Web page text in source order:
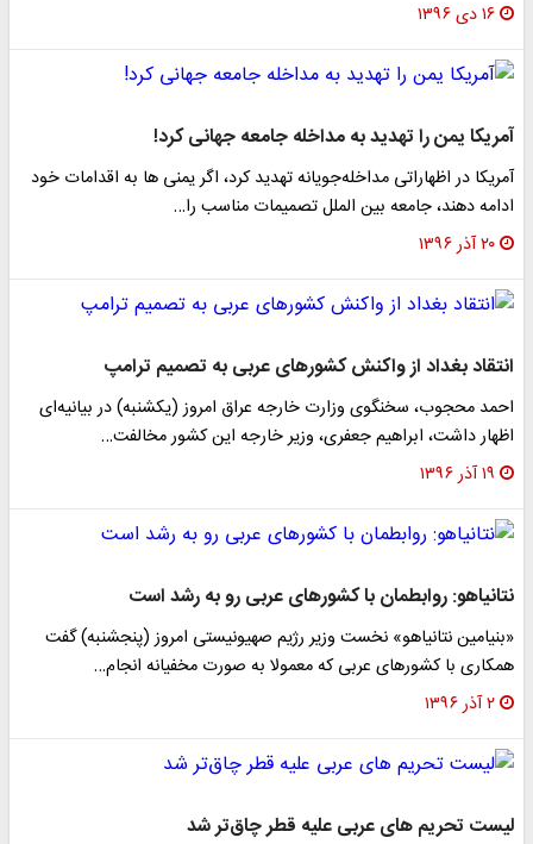
۱۶ دی ۱۳۹۶
آمریکا یمن را تهدید به مداخله جامعه جهانی کرد!
آمریکا در اظهاراتی مداخله‌جویانه تهدید کرد، اگر یمنی ها به اقدامات خود
ادامه دهند، جامعه بین الملل تصمیمات مناسب را…
۲۰ آذر ۱۳۹۶
انتقاد بغداد از واکنش کشورهای عربی به تصمیم ترامپ
احمد محجوب، سخنگوی وزارت خارجه عراق امروز (یکشنبه) در بیانیه‌ای
اظهار داشت، ابراهیم جعفری، وزیر خارجه این کشور مخالفت…
۱۹ آذر ۱۳۹۶
نتانیاهو: روابطمان با کشورهای عربی رو به رشد است
«بنیامین نتانیاهو» نخست وزیر رژیم صهیونیستی امروز (پنجشنبه) گفت
همکاری با کشورهای عربی که معمولا به صورت مخفیانه انجام…
۲ آذر ۱۳۹۶
لیست تحریم های عربی علیه قطر چاق‌تر شد